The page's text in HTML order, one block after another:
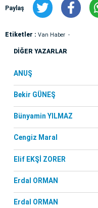
Paylaş
Etiketler : Van Haber
DİĞER YAZARLAR
ANUŞ
Bekir GÜNEŞ
Bünyamin YILMAZ
Cengiz Maral
Elif EKŞİ ZORER
Erdal ORMAN
Erdal ORMAN